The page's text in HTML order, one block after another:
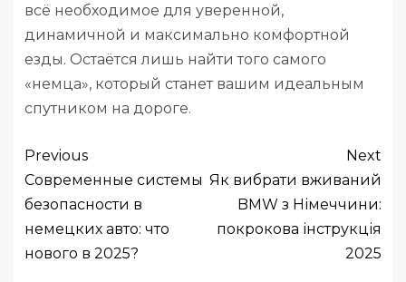
всё необходимое для уверенной,
динамичной и максимально комфортной
езды. Остаётся лишь найти того самого
«немца», который станет вашим идеальным
спутником на дороге.
Previous
Современные системы
безопасности в
немецких авто: что
нового в 2025?
Next
Як вибрати вживаний
BMW з Німеччини:
покрокова інструкція
2025